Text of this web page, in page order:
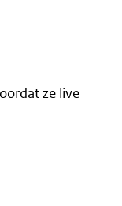
ze live